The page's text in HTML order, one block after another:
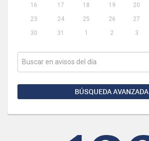
16
17 18 19 20
23
24 25 26 27
30
31 1 2 3
BÚSQUEDA AVANZADA